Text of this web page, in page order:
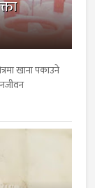
खाना पकाउने